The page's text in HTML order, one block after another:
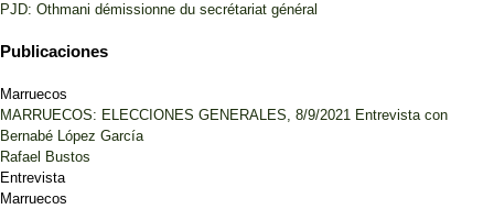
PJD: Othmani démissionne du secrétariat général
Publicaciones
Marruecos
MARRUECOS: ELECCIONES GENERALES, 8/9/2021 Entrevista con
Bernabé López García
Rafael Bustos
Entrevista
Marruecos